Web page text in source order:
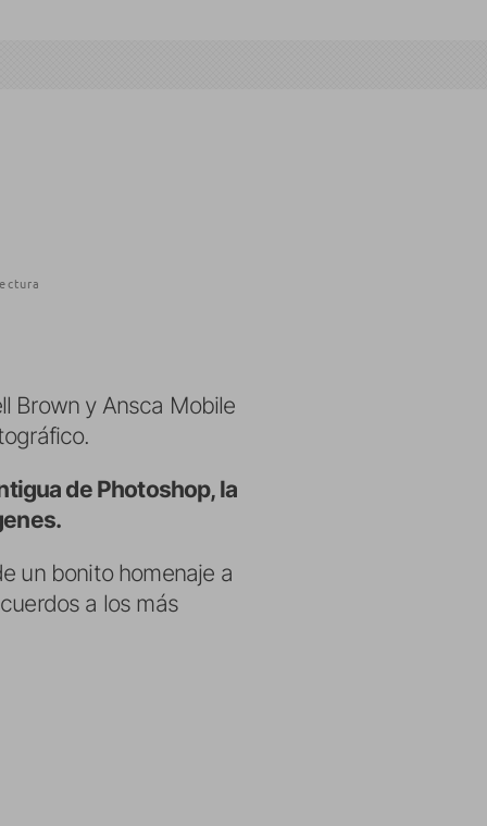
Brown y Ansca Mobile
de Photoshop, la
un bonito homenaje a
a los más